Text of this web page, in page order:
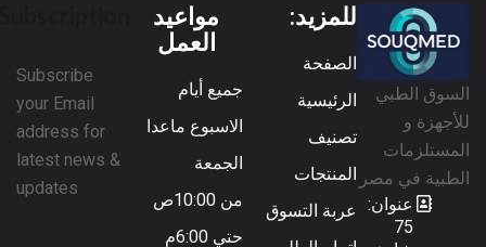
السوق الطبي
للأجهزة و
المستلزمات
الطبية في مصر
عنوان:
75
للمزيد:
الصفحة
الرئيسية
تصنيف
المنتجات
عربة التسوق
مواعيد
العمل
جميع أيام
الاسبوع ماعدا
الجمعة
من 10:00ص
حتي 6:00م
Subscribe
your Email
address for
latest news &
updates